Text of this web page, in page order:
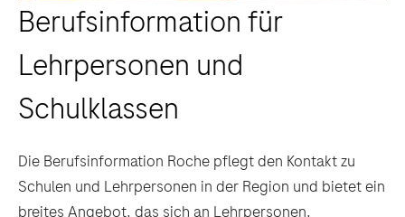
Berufsinformation für
Lehrpersonen und
Schulklassen
Die Berufsinformation Roche pflegt den Kontakt zu
Schulen und Lehrpersonen in der Region und bietet ein
breites Angebot, das sich an Lehrpersonen,